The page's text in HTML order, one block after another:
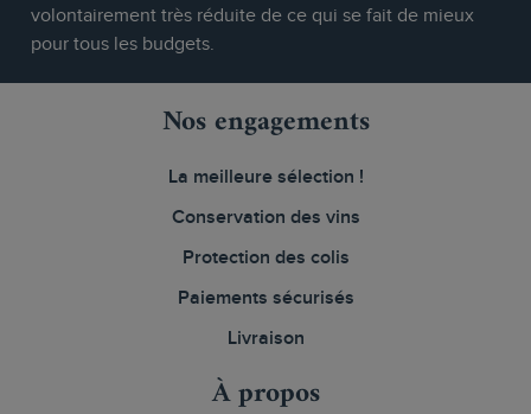
volontairement très réduite de ce qui se fait de mieux
pour tous les budgets.
Nos engagements
La meilleure sélection !
Conservation des vins
Protection des colis
Paiements sécurisés
Livraison
À propos